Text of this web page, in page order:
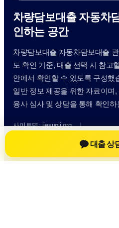
차량담보대출 자동차
인하는 공간
차량담보대출 자동차담보대출
도 확인 기준, 대출 선택 시 참고
안에서 확인할 수 있도록 구성했
일반 정보 제공을 위한 자료이며
융사 심사 및 상담을 통해 확인
사이트명: jiesuoji.org
대출 상